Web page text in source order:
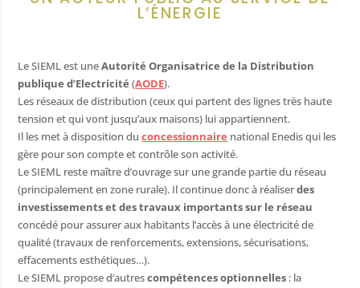
et récréatifs
habitat
voisinage
L’ÉNERGIE
Le SIEML est uneAutorité Organisatrice de la Distribution
publique d’Electricité (AODE).
Les réseaux de distribution (ceux qui partent des lignes très haute
tension et qui vont jusqu’aux maisons) lui appartiennent.
Il les met à disposition duconcessionnaire national Enedis qui les
gère pour son compte et contrôle son activité.
Le SIEML reste maître d’ouvrage sur une grande partie du réseau
(principalement en zone rurale). Il continue donc à réaliserdes
investissements et des travaux importants sur le réseau
concédé pour assurer aux habitants l’accès à une électricité de
qualité (travaux de renforcements, extensions, sécurisations,
effacements esthétiques…).
Le SIEML propose d’autrescompétences optionnelles : la